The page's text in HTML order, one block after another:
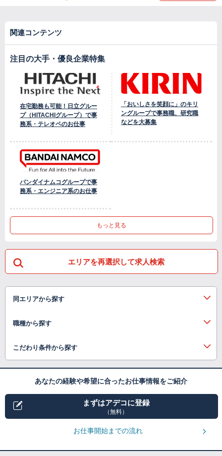
関連コンテンツ
注目の大手・優良企業特集
在宅勤務も可能！日立グルー
プ（HITACHIグループ）で事
務系・テレオペのお仕事
「おいしさを笑顔に」のキリ
ングループで事務職、研究職
などを大募集
バンダイナムコグループで事
務系・エンジニア系のお仕事
もっと見る
エリアを再選択して求人検索
同エリアから探す
職種から探す
こだわり条件から探す
あなたの経験や希望に合ったお仕事情報をご紹介
まずはアデコに登録
（無料）
お仕事開始までの流れ